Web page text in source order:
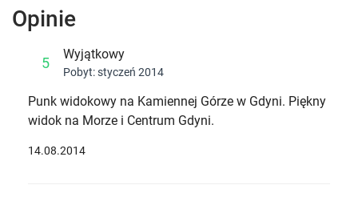
Opinie
5 Wyjątkowy
Pobyt: styczeń 2014
Punk widokowy na Kamiennej Górze w Gdyni. Piękny
widok na Morze i Centrum Gdyni.
14.08.2014